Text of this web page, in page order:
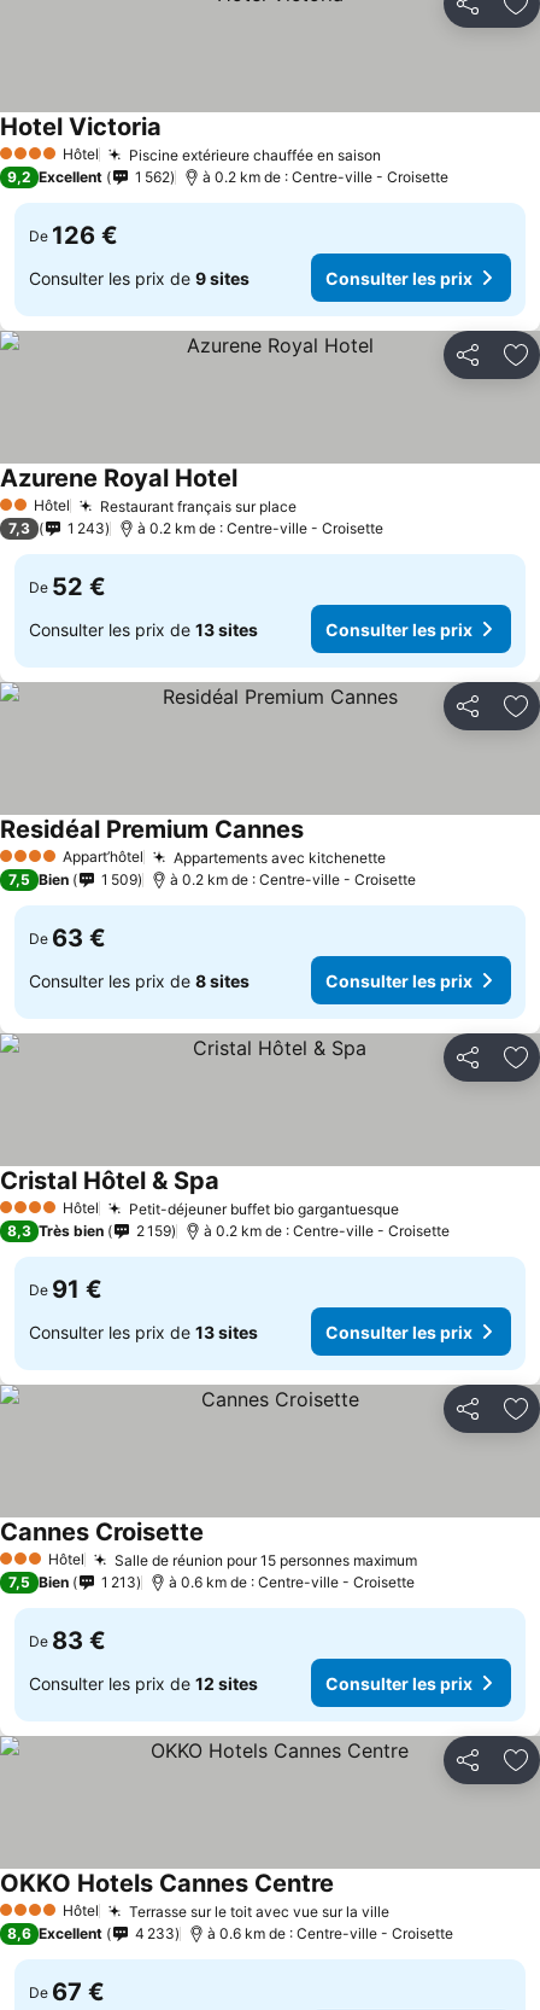
Partager
4 Étoiles Hôtel Piscine extérieure chauffée en saison
Hotel Victoria
9,2 Excellent 1 562 à 0.2 km de : Centre-ville - Croisette
De 126 €
Consulter les prix de 9 sites Consulter les prix
Partager
2 Étoiles
Hôtel Restaurant français sur place
Azurene Royal Hotel
7,3 1 243 à 0.2 km de : Centre-ville - Croisette
De 52 €
Consulter les prix de 13 sites Consulter les prix
Partager
4 Étoiles Appart’hôtel Appartements avec kitchenette
Residéal Premium Cannes
7,5 Bien 1 509 à 0.2 km de : Centre-ville - Croisette
De 63 €
Consulter les prix de 8 sites Consulter les prix
Partager
4 Étoiles Hôtel Petit-déjeuner buffet bio gargantuesque
Cristal Hôtel & Spa
8,3 Très bien 2 159 à 0.2 km de : Centre-ville - Croisette
De 91 €
Consulter les prix de 13 sites Consulter les prix
Partager
3 ÉtoilesHôtel Salle de réunion pour 15 personnes maximum
Cannes Croisette
7,5 Bien 1 213 à 0.6 km de : Centre-ville - Croisette
De 83 €
Consulter les prix de 12 sites Consulter les prix
Partager
4 Étoiles Hôtel Terrasse sur le toit avec vue sur la ville
OKKO Hotels Cannes Centre
8,6 Excellent 4 233 à 0.6 km de : Centre-ville - Croisette
De 67 €